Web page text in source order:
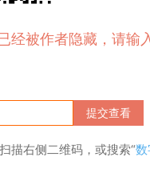
经被作者隐藏，请输
描右侧二维码，或搜索“